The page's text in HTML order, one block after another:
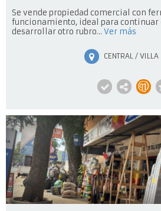
Se vende propiedad comercial con
funcionamiento, ideal para continuar
desarrollar otro rubro... Ver más
CENTRAL / VILLA